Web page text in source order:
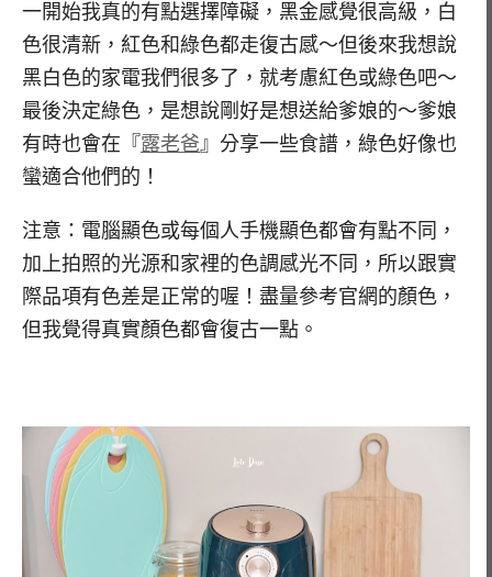
一開始我真的有點選擇障礙，黑金感覺很高級，白
色很清新，紅色和綠色都走復古感～但後來我想說
黑白色的家電我們很多了，就考慮紅色或綠色吧～
最後決定綠色，是想說剛好是想送給爹娘的～爹娘
有時也會在『 露老爸』分享一些食譜，綠色好像也
蠻適合他們的！
注意：電腦顯色或每個人手機顯色都會有點不同，
加上拍照的光源和家裡的色調感光不同，所以跟實
際品項有色差是正常的喔！盡量參考官網的顏色，
但我覺得真實顏色都會復古一點。